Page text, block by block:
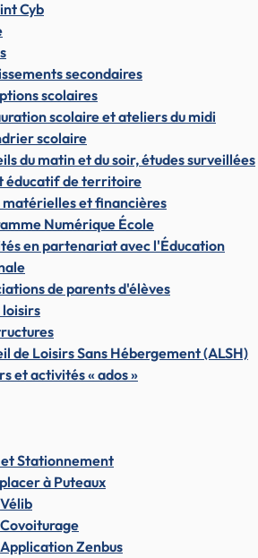
Cyb
secondaires
scolaires
scolaire et ateliers du midi
scolaire
du matin et du soir, études surveillées
éducatif de territoire
matérielles et financières
Numérique École
en partenariat avec l'Éducation
de parents d'élèves
loisirs
de Loisirs Sans Hébergement (ALSH)
et activités « ados »
Stationnement
à Puteaux
Vélib
Covoiturage
Application Zenbus